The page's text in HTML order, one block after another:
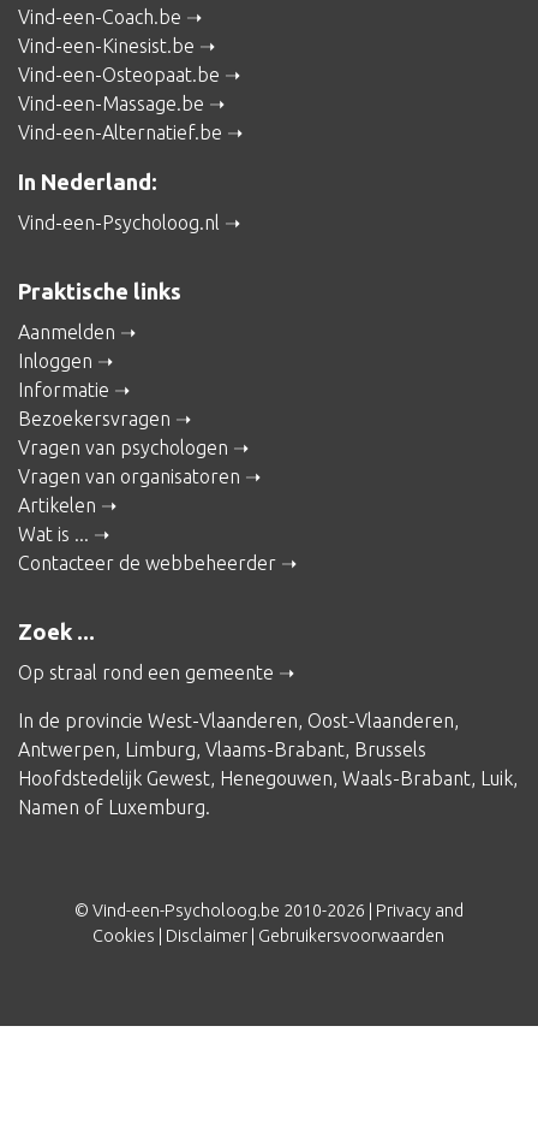
Vind-een-Coach.be
Vind-een-Kinesist.be
Vind-een-Osteopaat.be
Vind-een-Massage.be
Vind-een-Alternatief.be
In Nederland:
Vind-een-Psycholoog.nl
Praktische links
Aanmelden
Inloggen
Informatie
Bezoekersvragen
Vragen van psychologen
Vragen van organisatoren
Artikelen
Wat is ...
Contacteer de webbeheerder
Zoek ...
Op straal rond een gemeente
In de provincie West-Vlaanderen, Oost-Vlaanderen,
Antwerpen, Limburg, Vlaams-Brabant, Brussels
Hoofdstedelijk Gewest, Henegouwen, Waals-Brabant, Luik,
Namen of Luxemburg.
© Vind-een-Psycholoog.be 2010-2026 | Privacy and
Cookies
Disclaimer Gebruikersvoorwaarden